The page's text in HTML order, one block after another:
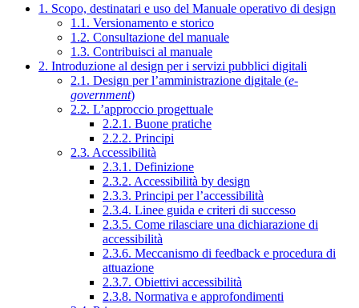
1. Scopo, destinatari e uso del Manuale operativo di design
1.1. Versionamento e storico
1.2. Consultazione del manuale
1.3. Contribuisci al manuale
2. Introduzione al design per i servizi pubblici digitali
2.1. Design per l’amministrazione digitale (e-
government)
2.2. L’approccio progettuale
2.2.1. Buone pratiche
2.2.2. Principi
2.3. Accessibilità
2.3.1. Definizione
2.3.2. Accessibilità by design
2.3.3. Principi per l’accessibilità
2.3.4. Linee guida e criteri di successo
2.3.5. Come rilasciare una dichiarazione di
accessibilità
2.3.6. Meccanismo di feedback e procedura di
attuazione
2.3.7. Obiettivi accessibilità
2.3.8. Normativa e approfondimenti